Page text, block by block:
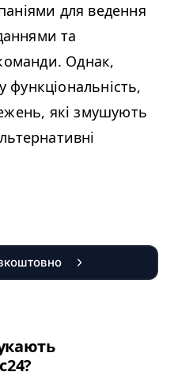
для ведення
та
Однак,
які змушують